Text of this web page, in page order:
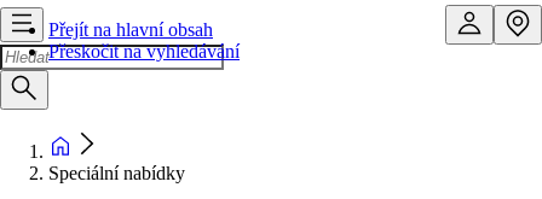
Přejít na hlavní obsah
Přeskočit na vyhledávání
Speciální nabídky